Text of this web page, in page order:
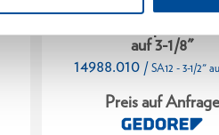
auf 3-1/8"
14988.010 / SA12 - 3-1/2"
Preis auf Anfrage